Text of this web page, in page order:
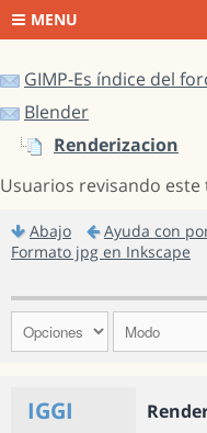
MENU
GIMP-Es índice del
Blender
Renderizacion
Usuarios revisando este
Abajo
Ayuda con
Formato jpg en Inkscape
IGGI